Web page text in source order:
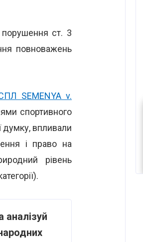
ст. 3
повноважень
SEMENYA v.
спортивного
думку, впливали
і право на
рівень